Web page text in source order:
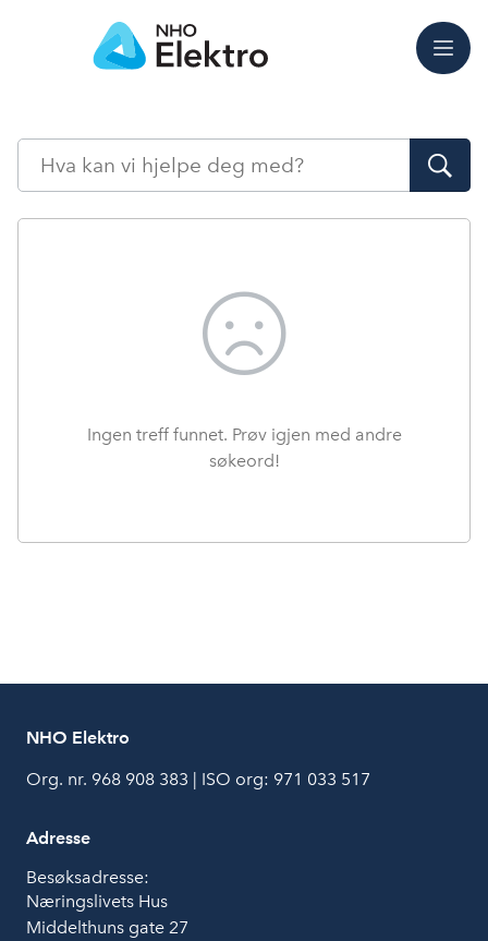
Meny
Søk
Ingen treff funnet. Prøv igjen med andre
søkeord!
NHO Elektro
Org. nr. 968 908 383 | ISO org: 971 033 517
Adresse
Besøksadresse:
Næringslivets Hus
Middelthuns gate 27